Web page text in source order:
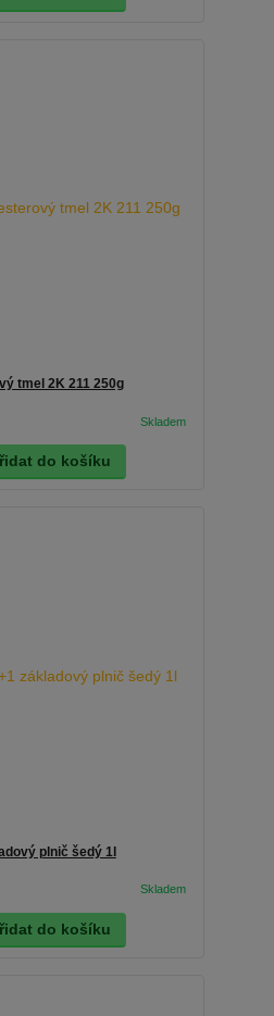
tmel 2K 211 250g
do košíku
plnič šedý 1l
do košíku